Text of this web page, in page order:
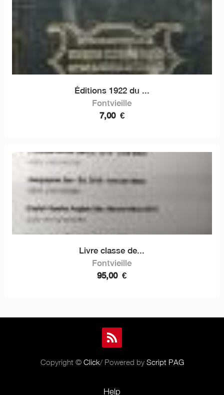
Éditions 1922 du ...
Fontvieille
7,00 €
Livre classe de...
Fontvieille
95,00 €
Copyright © Click/ Powered by Script PAG
Help